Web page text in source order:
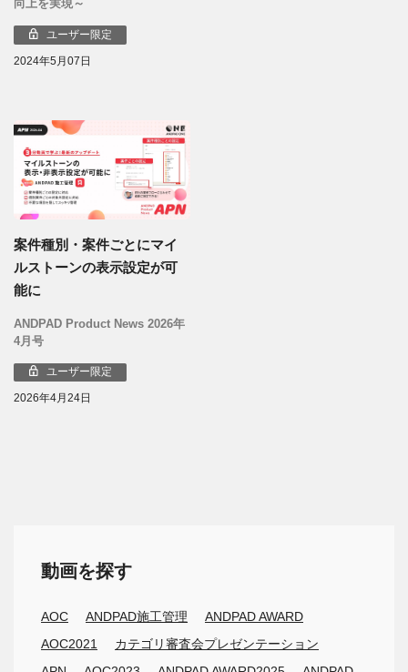
向上を実現～
ユーザー限定
2024年5月07日
案件種別・案件ごとにマイ
ルストーンの表示設定が可
能に
ANDPAD Product News 2026年
4月号
ユーザー限定
2026年4月24日
動画を探す
AOC ANDPAD施工管理
ANDPAD AWARD
AOC2021
カテゴリ審査会プレゼンテーション